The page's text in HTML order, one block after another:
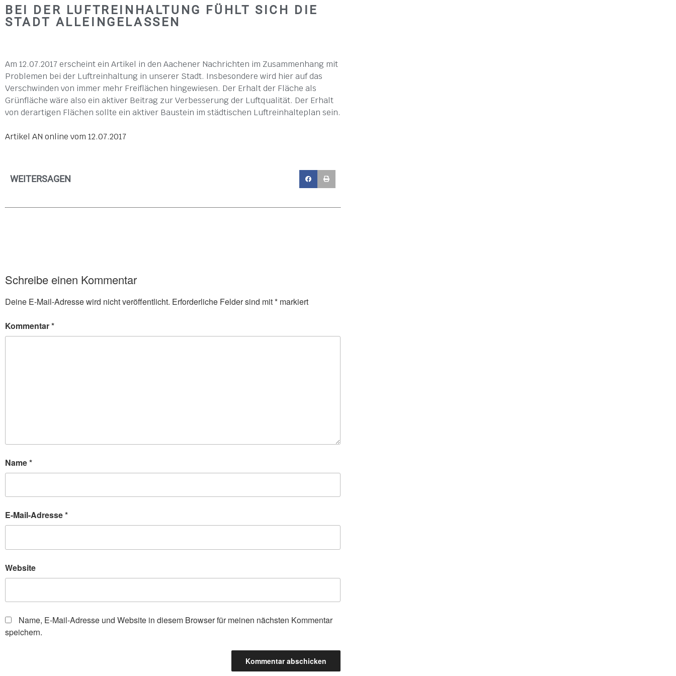
BEI DER LUFTREINHALTUNG FÜHLT SICH DIE
STADT ALLEINGELASSEN
Am 12.07.2017 erscheint ein Artikel in den Aachener Nachrichten im Zusammenhang mit
Problemen bei der Luftreinhaltung in unserer Stadt. Insbesondere wird hier auf das
Verschwinden von immer mehr Freiflächen hingewiesen. Der Erhalt der Fläche als
Grünfläche wäre also ein aktiver Beitrag zur Verbesserung der Luftqualität. Der Erhalt
von derartigen Flächen sollte ein aktiver Baustein im städtischen Luftreinhalteplan sein.
Artikel AN online vom 12.07.2017
WEITERSAGEN
Schreibe einen Kommentar
Deine E-Mail-Adresse wird nicht veröffentlicht. Erforderliche Felder sind mit* markiert
Kommentar*
Name*
E-Mail-Adresse*
Website
Name, E-Mail-Adresse und Website in diesem Browser für meinen nächsten Kommentar
speichern.